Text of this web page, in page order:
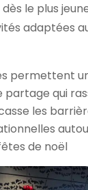
le plus
adaptées
permettent
partage qui
les
de noël